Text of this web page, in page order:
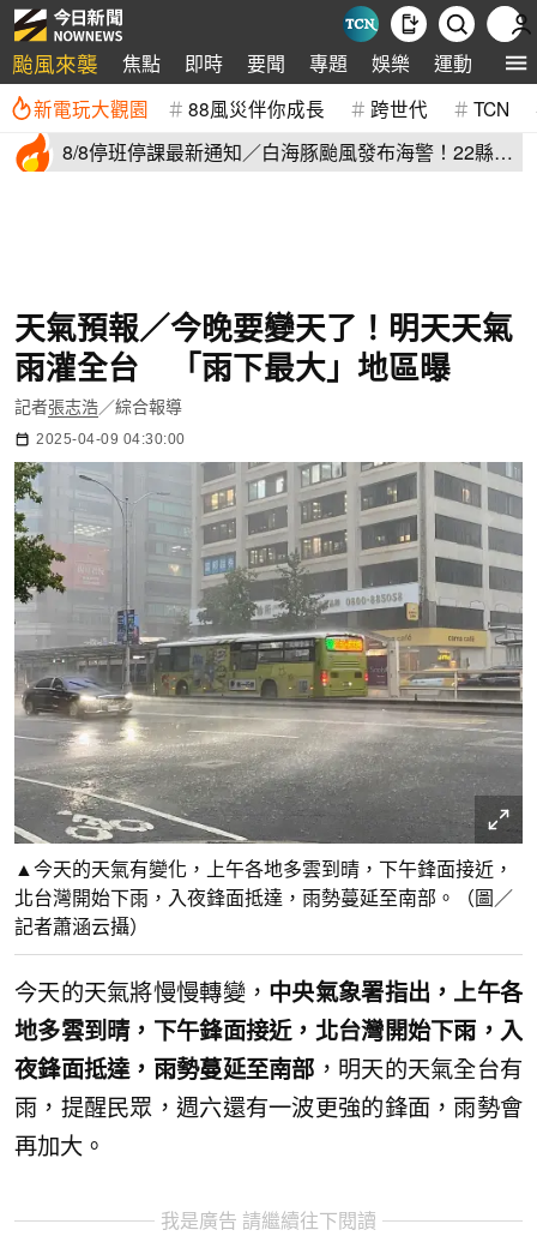
颱風來襲 焦點 即時 要聞 專題 娛樂 運動 全球
新電玩大觀園 88風災伴你成長 跨世代 TCN
8/8停班停課最新通知／白海豚颱風發布海警！22縣市
天氣預報／今晚要變天了！明天天氣
雨灌全台 「雨下最大」地區曝
記者張志浩／綜合報導
2025-04-09 04:30:00
▲今天的天氣有變化，上午各地多雲到晴，下午鋒面接近，
北台灣開始下雨，入夜鋒面抵達，雨勢蔓延至南部。（圖／
記者蕭涵云攝）
今天的天氣將慢慢轉變， 中央氣象署指出，上午各
地多雲到晴，下午鋒面接近，北台灣開始下雨，入
夜鋒面抵達，雨勢蔓延至南部 ，明天的天氣全台有
雨，提醒民眾，週六還有一波更強的鋒面，雨勢會
再加大。
我是廣告 請繼續往下閱讀